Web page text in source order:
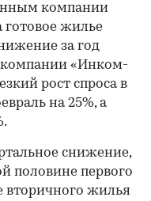
компании
готовое жилье
за год
компании «Инком-
рост спроса в
на 25%, а
снижение,
половине первого
вторичного жилья